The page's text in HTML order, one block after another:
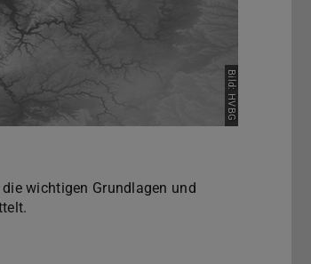
Bild: HVBG
wichtigen Grundlagen und